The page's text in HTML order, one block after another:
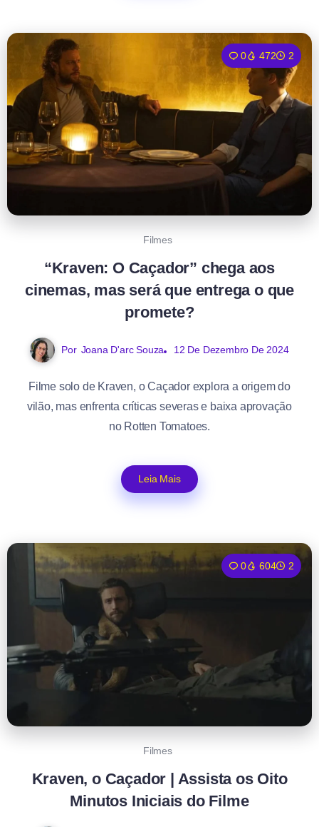
0 472 2
Filmes
“Kraven: O Caçador” chega aos
cinemas, mas será que entrega o que
promete?
Por Joana D'arc Souza 12 De Dezembro De 2024
Filme solo de Kraven, o Caçador explora a origem do
vilão, mas enfrenta críticas severas e baixa aprovação
no Rotten Tomatoes.
Leia Mais
0 604 2
Filmes
Kraven, o Caçador | Assista os Oito
Minutos Iniciais do Filme